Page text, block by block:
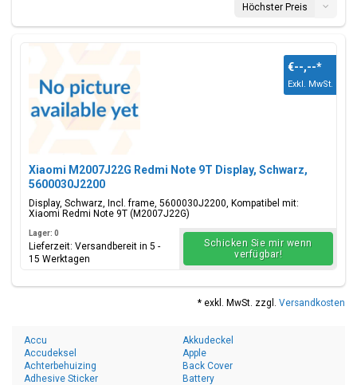
Höchster Preis
Xiaomi M2007J22G Redmi Note 9T Display, Schwarz,
5600030J2200
Display, Schwarz, Incl. frame, 5600030J2200, Kompatibel mit:
Xiaomi Redmi Note 9T (M2007J22G)
€--,--*
Exkl. MwSt.
Lager: 0
Lieferzeit: Versandbereit in 5 -
15 Werktagen
Schicken Sie mir wenn
verfügbar!
* exkl. MwSt. zzgl. Versandkosten
Accu
Accudeksel
Achterbehuizing
Adhesive Sticker
Akkudeckel
Apple
Back Cover
Battery